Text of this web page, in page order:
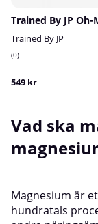
Trained By JP
0
549 kr
Vad ska
Magnesium är
hundratals